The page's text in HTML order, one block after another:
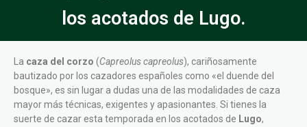
los acotados de Lugo.
La caza del corzo (Capreolus capreolus), cariñosamente
bautizado por los cazadores españoles como «el duende del
bosque», es sin lugar a dudas una de las modalidades de caza
mayor más técnicas, exigentes y apasionantes. Si tienes la
suerte de cazar esta temporada en los acotados de Lugo,